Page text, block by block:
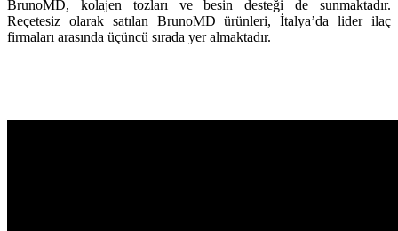
BrunoMD, kolajen tozları ve besin desteği de sunmaktadır.
Reçetesiz olarak satılan BrunoMD ürünleri, İtalya’da lider ilaç
firmaları arasında üçüncü sırada yer almaktadır.